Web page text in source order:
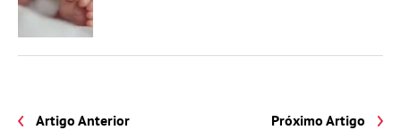
Artigo Anterior Próximo Artigo